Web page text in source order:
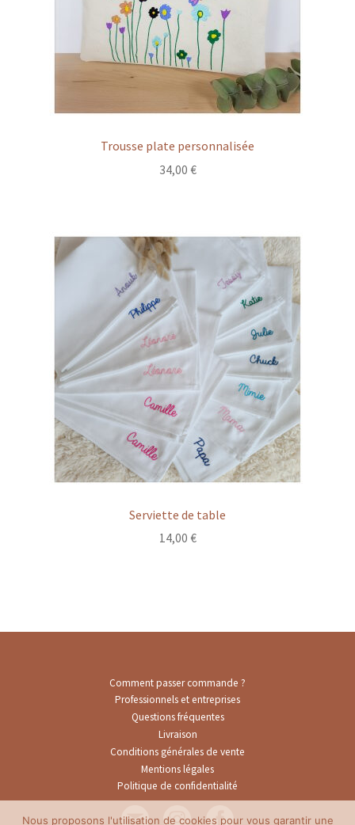
Trousse plate personnalisée
34,00 €
Serviette de table
14,00 €
Comment passer commande ?
Professionnels et entreprises
Questions fréquentes
Livraison
Conditions générales de vente
Mentions légales
Politique de confidentialité
Nous proposons l'utilisation de cookies pour vous garantir une